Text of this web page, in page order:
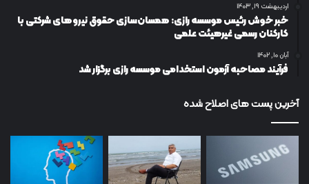
اردیبهشت ۱۹, ۱۴۰۳
خبر خوش رئیس موسسه رازی: همسان‌سازی حقوق نیروهای شرکتی با
کارکنان رسمی غیرهیئت علمی
آبان ۱۰, ۱۴۰۲
فرآیند مصاحبه آزمون استخدامی موسسه رازی برگزار شد
آخرین پست های اصلاح شده